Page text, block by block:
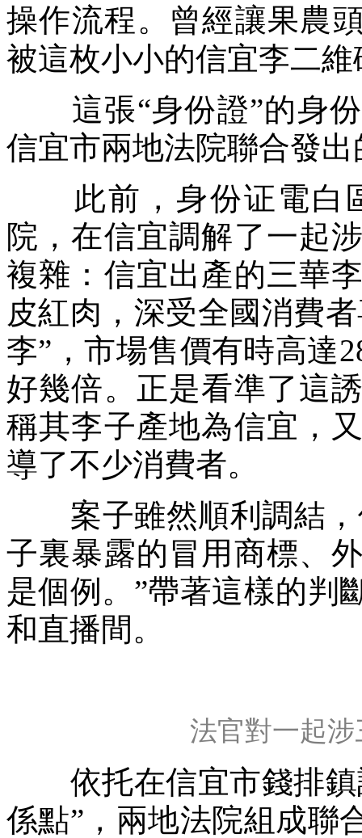
操作流程。曾經讓果農
被這枚小小的信宜李二
這張“身份證”的身份
信宜市兩地法院聯合發
此前，身份证電白
院，在信宜調解了一起
複雜：信宜出產的三華
皮紅肉，深受全國消費
李”，市場售價有時高達
好幾倍。正是看準了這
稱其李子產地為信宜，
導了不少消費者。
案子雖然順利調結，
子裏暴露的冒用商標、
是個例。”帶著這樣的判
和直播間。
法官對一起
依托在信宜市錢排鎮
係點”，兩地法院組成聯